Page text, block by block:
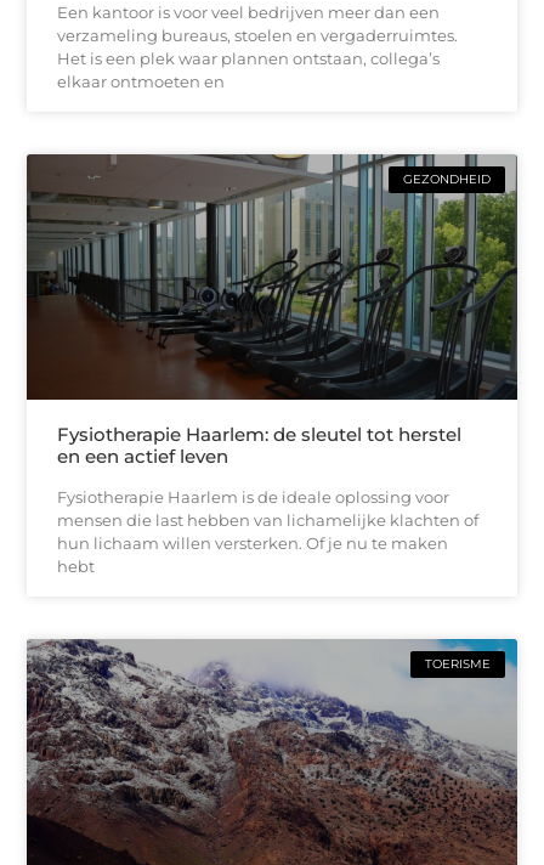
Een kantoor is voor veel bedrijven meer dan een
verzameling bureaus, stoelen en vergaderruimtes.
Het is een plek waar plannen ontstaan, collega’s
elkaar ontmoeten en
GEZONDHEID
Fysiotherapie Haarlem: de sleutel tot herstel
en een actief leven
Fysiotherapie Haarlem is de ideale oplossing voor
mensen die last hebben van lichamelijke klachten of
hun lichaam willen versterken. Of je nu te maken
hebt
TOERISME